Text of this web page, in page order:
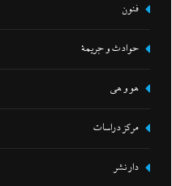
فنون
حوادث و جريمة
هو و هي
مركز دراسات
دار نشر